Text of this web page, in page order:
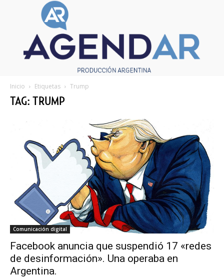
Inicio Etiquetas Trump
TAG: TRUMP
Comunicación digital
Facebook anuncia que suspendió 17 «redes
de desinformación». Una operaba en
Argentina.